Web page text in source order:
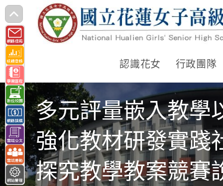
跳
轉
至
主
要
內
容
認識花女 行政團隊
多元評量嵌入教學
強化教材研發實踐
探究教學教案競賽